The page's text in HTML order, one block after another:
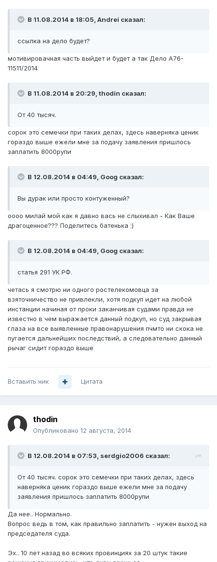
В 11.08.2014 в 18:05, Andrei сказал:
ссылка на дело будет?
мотивировачная часть выйдет и будет а так Дело А76-
11511/2014
В 11.08.2014 в 20:29, thodin сказал:
От 40 тысяч.
сорок это семечки при таких делах, здесь наверняка ценик
гораздо выше ежели мне за подачу заявления пришлось
заплатить 8000рупи
В 12.08.2014 в 04:49, Goog сказал:
Вы дурак или просто контуженный?
оооо милай мой как я давно вась не слыхивал - Как Ваше
драгоценное??? Поделитесь батенька :)
В 12.08.2014 в 04:49, Goog сказал:
статья 291 УК РФ.
четась я смотрю ни одного ростелекомовца за
взяточничество не привлекли, хотя подкуп идет на любой
инстанции начиная от проки заканчивая судами правда не
известно в чем выражается данный подкуп, но суд закрывая
глаза на все выявленные правонарушения пчмто ни скока не
пугается дальнейших последствий, а следовательно данный
рычаг сидит гораздо выше
Вставить ник Цитата
thodin
Опубликовано 12 августа, 2014
В 12.08.2014 в 07:53, serdgio2006 сказал:
От 40 тысяч. сорок это семечки при таких делах, здесь
наверняка ценик гораздо выше ежели мне за подачу
заявления пришлось заплатить 8000рупи
Да нее.. Нормально.
Вопрос ведь в том, как правильно заплатить - нужен выход на
председателя суда.
Эх.. 10 лет назад во всяких провинциях за 20 штук такие